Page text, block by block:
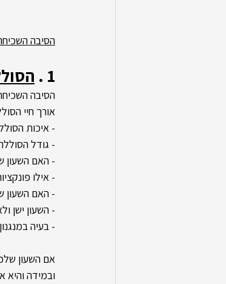
הסיבה
1 .
הסיבה
אורך חיי הסוללה נע בין
- איכות
- גודל
- האם השעון
- אילו
- האם השעון
- השעון ישן
- בעיה
אם השעון
ובמידה והיא